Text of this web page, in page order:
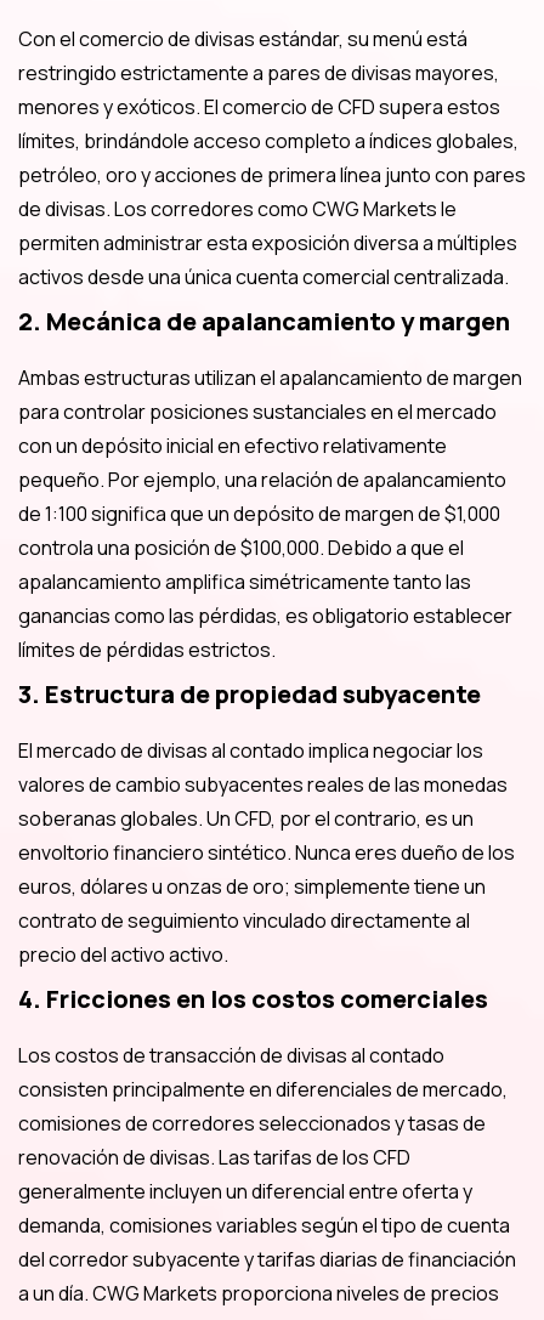
Con el comercio de divisas estándar, su menú está
restringido estrictamente a pares de divisas mayores,
menores y exóticos. El comercio de CFD supera estos
límites, brindándole acceso completo a índices globales,
petróleo, oro y acciones de primera línea junto con pares
de divisas. Los corredores como CWG Markets le
permiten administrar esta exposición diversa a múltiples
activos desde una única cuenta comercial centralizada.
2. Mecánica de apalancamiento y margen
Ambas estructuras utilizan el apalancamiento de margen
para controlar posiciones sustanciales en el mercado
con un depósito inicial en efectivo relativamente
pequeño. Por ejemplo, una relación de apalancamiento
de 1:100 significa que un depósito de margen de $1,000
controla una posición de $100,000. Debido a que el
apalancamiento amplifica simétricamente tanto las
ganancias como las pérdidas, es obligatorio establecer
límites de pérdidas estrictos.
3. Estructura de propiedad subyacente
El mercado de divisas al contado implica negociar los
valores de cambio subyacentes reales de las monedas
soberanas globales. Un CFD, por el contrario, es un
envoltorio financiero sintético. Nunca eres dueño de los
euros, dólares u onzas de oro; simplemente tiene un
contrato de seguimiento vinculado directamente al
precio del activo activo.
4. Fricciones en los costos comerciales
Los costos de transacción de divisas al contado
consisten principalmente en diferenciales de mercado,
comisiones de corredores seleccionados y tasas de
renovación de divisas. Las tarifas de los CFD
generalmente incluyen un diferencial entre oferta y
demanda, comisiones variables según el tipo de cuenta
del corredor subyacente y tarifas diarias de financiación
a un día. CWG Markets proporciona niveles de precios